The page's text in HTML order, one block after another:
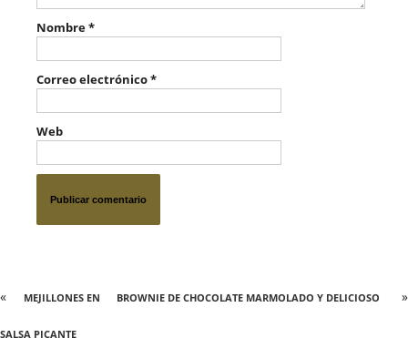
Nombre*
Correo electrónico*
Web
BROWNIE DE CHOCOLATE MARMOLADO Y DELICIOSO »
« MEJILLONES EN
SALSA PICANTE